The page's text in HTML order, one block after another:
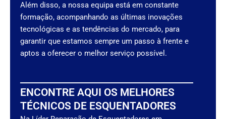
Além disso, a nossa equipa está em constante
formação, acompanhando as últimas inovações
tecnológicas e as tendências do mercado, para
garantir que estamos sempre um passo à frente e
aptos a oferecer o melhor serviço possível.
ENCONTRE AQUI OS MELHORES
TÉCNICOS DE ESQUENTADORES